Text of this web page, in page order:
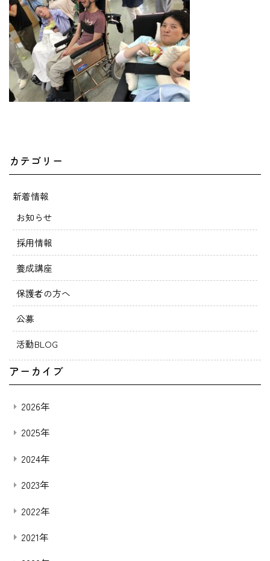
カテゴリー
新着情報
お知らせ
採用情報
養成講座
保護者の方へ
公募
活動BLOG
アーカイブ
2026年
2025年
2024年
2023年
2022年
2021年